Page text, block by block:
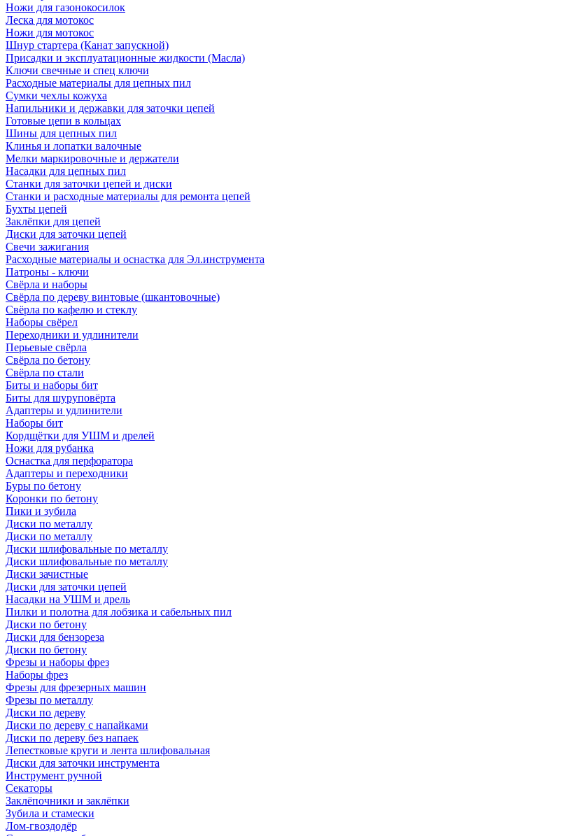
Ножи для газонокосилок
Леска для мотокос
Ножи для мотокос
Шнур стартера (Канат запускной)
Присадки и эксплуатационные жидкости (Масла)
Ключи свечные и спец ключи
Расходные материалы для цепных пил
Сумки чехлы кожуха
Напильники и державки для заточки цепей
Готовые цепи в кольцах
Шины для цепных пил
Клинья и лопатки валочные
Мелки маркировочные и держатели
Насадки для цепных пил
Станки для заточки цепей и диски
Станки и расходные материалы для ремонта цепей
Бухты цепей
Заклёпки для цепей
Диски для заточки цепей
Свечи зажигания
Расходные материалы и оснастка для Эл.инструмента
Патроны - ключи
Свёрла и наборы
Свёрла по дереву винтовые (шкантовочные)
Свёрла по кафелю и стеклу
Наборы свёрел
Переходники и удлинители
Перьевые свёрла
Свёрла по бетону
Свёрла по стали
Биты и наборы бит
Биты для шуруповёрта
Адаптеры и удлинители
Наборы бит
Кордщётки для УШМ и дрелей
Ножи для рубанка
Оснастка для перфоратора
Адаптеры и переходники
Буры по бетону
Коронки по бетону
Пики и зубила
Диски по металлу
Диски по металлу
Диски шлифовальные по металлу
Диски шлифовальные по металлу
Диски зачистные
Диски для заточки цепей
Насадки на УШМ и дрель
Пилки и полотна для лобзика и сабельных пил
Диски по бетону
Диски для бензореза
Диски по бетону
Фрезы и наборы фрез
Наборы фрез
Фрезы для фрезерных машин
Фрезы по металлу
Диски по дереву
Диски по дереву с напайками
Диски по дереву без напаек
Лепестковые круги и лента шлифовальная
Диски для заточки инструмента
Инструмент ручной
Секаторы
Заклёпочники и заклёпки
Зубила и стамески
Лом-гвоздодёр